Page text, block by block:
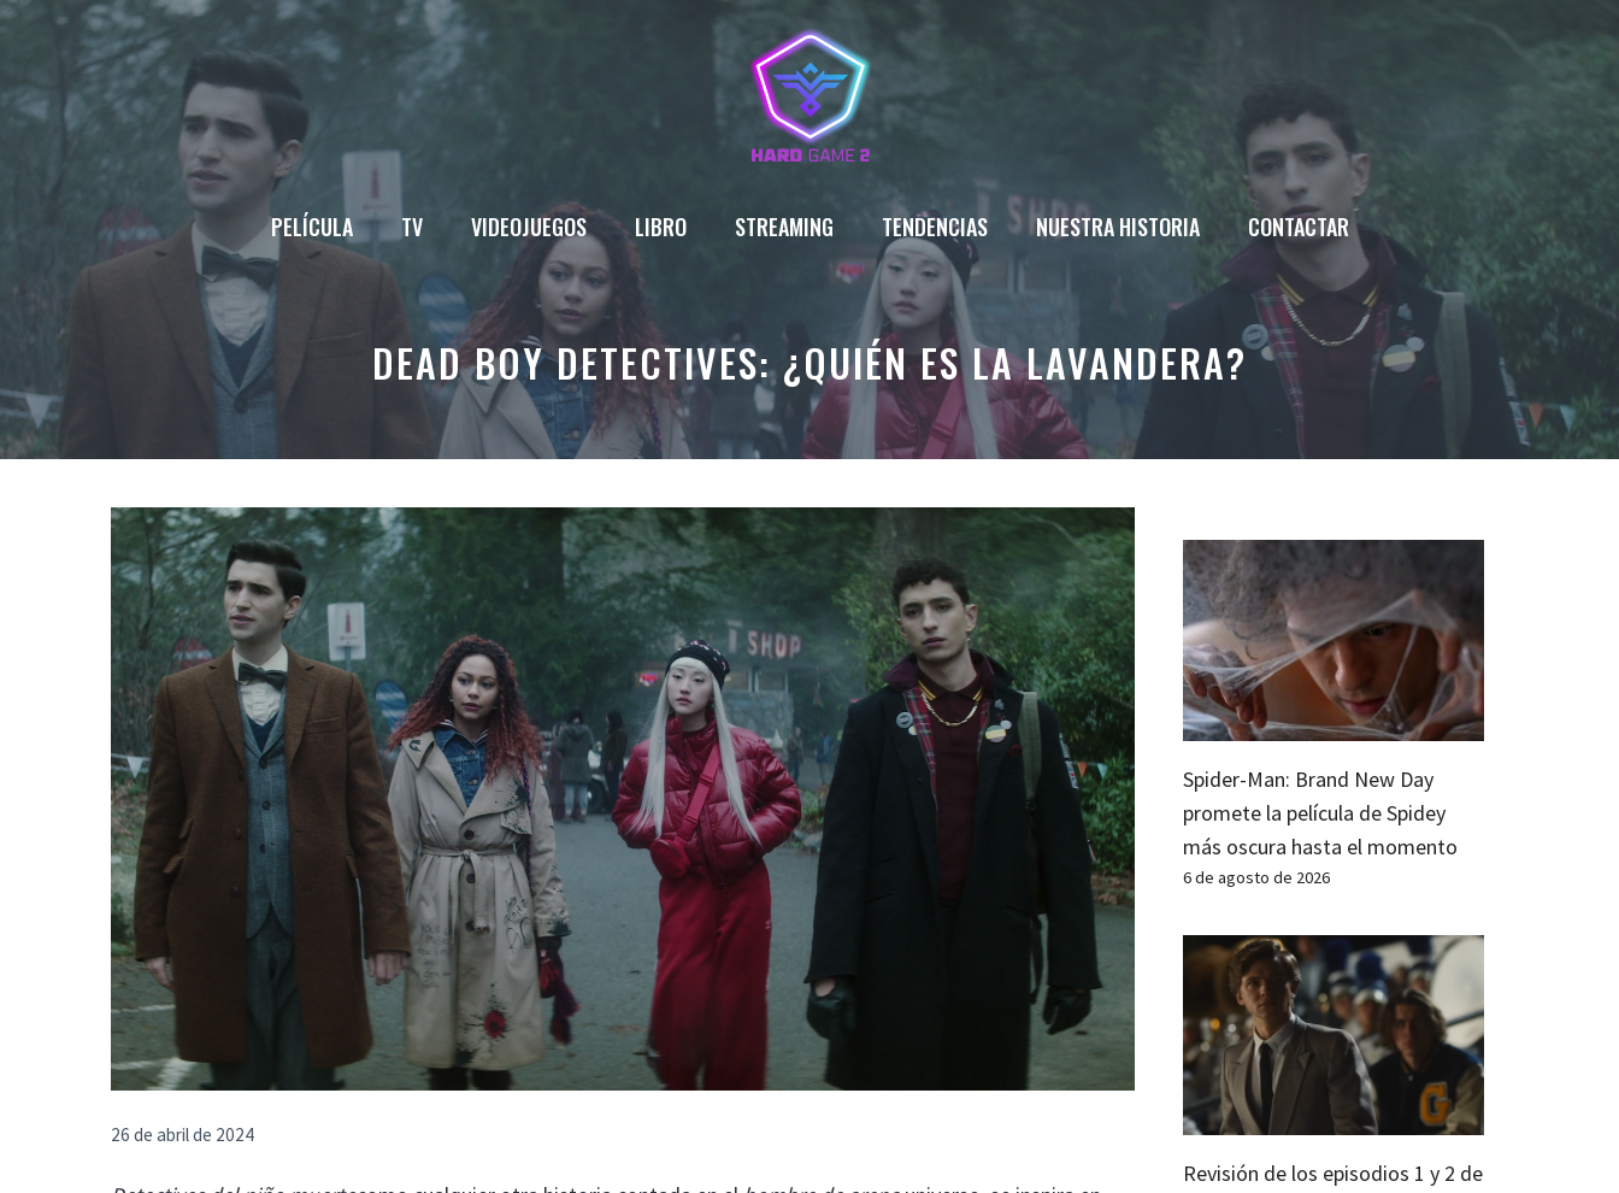
Saltar
contenido
PELÍCULA TV VIDEOJUEGOS LIBRO STREAMING TENDENCIAS NUESTRA HISTORIA CONTACTAR
DEAD BOY DETECTIVES: ¿QUIÉN ES LA LAVANDERA?
26 de abril de 2024
Spider-Man: Brand New Day
promete la película de Spidey
más oscura hasta el momento
6 de agosto de 2026
Revisión de los episodios 1 y 2 de